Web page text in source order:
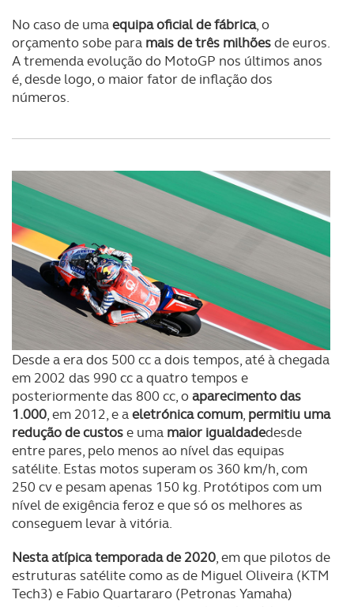
No caso de umaequipa oficial de fábrica, o
orçamento sobe para mais de três milhõesde euros.
A tremenda evolução do MotoGP nos últimos anos
é, desde logo, o maior fator de inflação dos
números.
Desde a era dos 500 cc a dois tempos, até à chegada
em 2002 das 990 cc a quatro tempos e
posteriormente das 800 cc, oaparecimento das
1.000, em 2012, e aeletrónica comum, permitiu uma
redução de custose uma maior igualdadedesde
entre pares, pelo menos ao nível das equipas
satélite. Estas motos superam os 360 km/h, com
250 cv e pesam apenas 150 kg. Protótipos com um
nível de exigência feroz e que só os melhores as
conseguem levar à vitória.
Nesta atípica temporada de 2020, em que pilotos de
estruturas satélite como as de Miguel Oliveira (KTM
Tech3) e Fabio Quartararo (Petronas Yamaha)